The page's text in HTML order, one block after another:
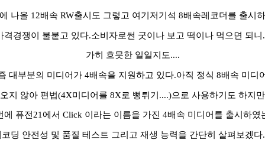
나올 12배속 RW출시도 그렇고 여기저기석 8배속레코더를 출시
격경쟁이 불붙고 있다.소비자로썬 굿이나 보고 떡이나 먹으면 되니
가히 흐믓한 일일지도....
대부분의 미디어가 4배속을 지원하고 있다.아직 정식 8배속 미디
지 않아 편법(4X미디어를 8X로 뻥튀기....)으로 사용하기도 하지
에 퓨전21에서 Click 이라는 이름을 가진 4배속 미디어를 출시하였
코딩 안전성 및 품질 테스트 그리고 재생 능력을 간단히 살펴보겠다